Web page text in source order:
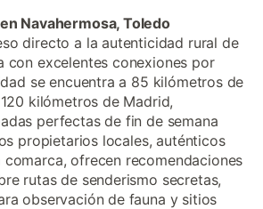
Navahermosa, Toledo
directo a la autenticidad rural de
con excelentes conexiones por
se encuentra a 85 kilómetros de
kilómetros de Madrid,
perfectas de fin de semana
propietarios locales, auténticos
ofrecen recomendaciones
rutas de senderismo secretas,
observación de fauna y sitios